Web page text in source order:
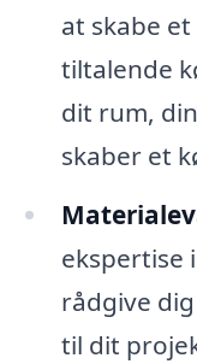
at skabe
tiltalende
dit rum,
skaber et
ekspertise
rådgive
til dit